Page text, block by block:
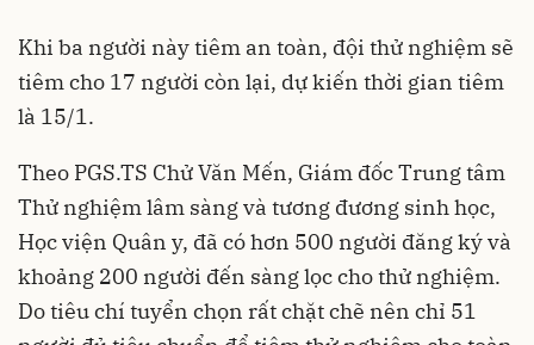
Khi ba người này tiêm an toàn, đội thử nghiệm sẽ
tiêm cho 17 người còn lại, dự kiến thời gian tiêm
là 15/1.
Theo PGS.TS Chử Văn Mến, Giám đốc Trung tâm
Thử nghiệm lâm sàng và tương đương sinh học,
Học viện Quân y, đã có hơn 500 người đăng ký và
khoảng 200 người đến sàng lọc cho thử nghiệm.
Do tiêu chí tuyển chọn rất chặt chẽ nên chỉ 51